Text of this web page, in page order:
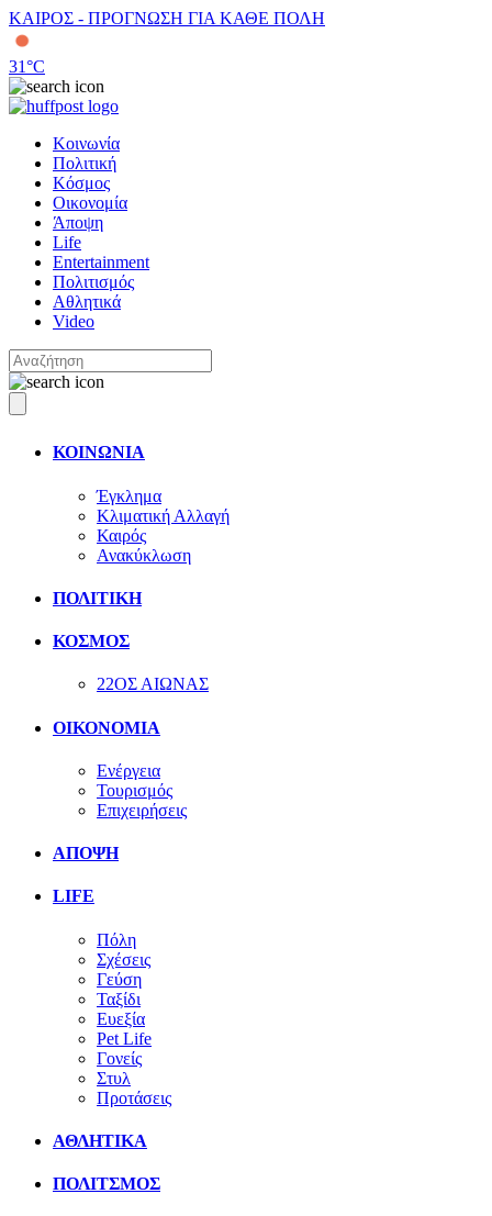
ΚΑΙΡΟΣ - ΠΡΟΓΝΩΣΗ ΓΙΑ ΚΑΘΕ ΠΟΛΗ
31°C
Κοινωνία
Πολιτική
Κόσμος
Οικονομία
Άποψη
Life
Entertainment
Πολιτισμός
Αθλητικά
Video
ΚΟΙΝΩΝΙΑ
Έγκλημα
Κλιματική Αλλαγή
Καιρός
Ανακύκλωση
ΠΟΛΙΤΙΚΗ
ΚΟΣΜΟΣ
22ΟΣ ΑΙΩΝΑΣ
ΟΙΚΟΝΟΜΙΑ
Ενέργεια
Τουρισμός
Επιχειρήσεις
ΑΠΟΨΗ
LIFE
Πόλη
Σχέσεις
Γεύση
Ταξίδι
Ευεξία
Pet Life
Γονείς
Στυλ
Προτάσεις
ΑΘΛΗΤΙΚΑ
ΠΟΛΙΤΣΜΟΣ